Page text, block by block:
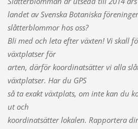
landet av Svenska Botaniska
slåtterblommor hos oss?
Bli med och leta efter växten! Vi skall
växtplatser för
arten, därför koordinatsätter vi alla
växtplatser. Har du GPS
så ta exakt växtplats, om inte kan du
ut och
koordinatsätter lokalen. Rapportera